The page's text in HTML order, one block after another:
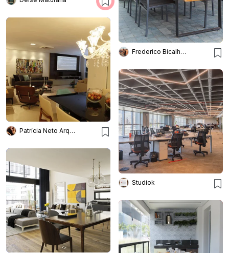
Frederico Bicalho Arquitetura
Patrícia Neto Arquitetura
Studiok